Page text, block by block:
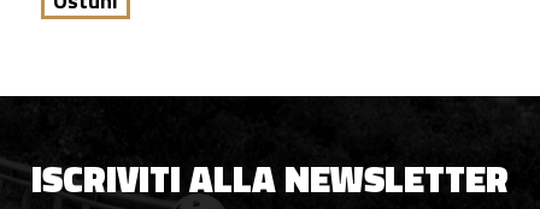
ISCRIVITI ALLA NEWSLETTER